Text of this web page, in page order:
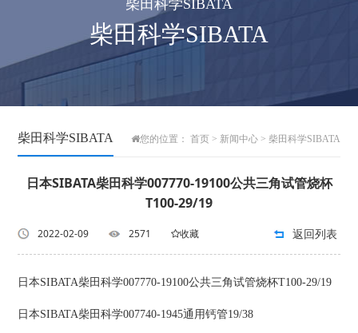
柴田科学SIBATA
柴田科学SIBATA
柴田科学SIBATA 您的位置： 首页> 新闻中心> 柴田科学SIBATA
日本SIBATA柴田科学007770-19100公共三角试管烧杯
T100-29/19
2022-02-09 2571 收藏 返回列表
日本SIBATA柴田科学007770-19100公共三角试管烧杯T100-29/19
日本SIBATA柴田科学007740-1945通用钙管19/38